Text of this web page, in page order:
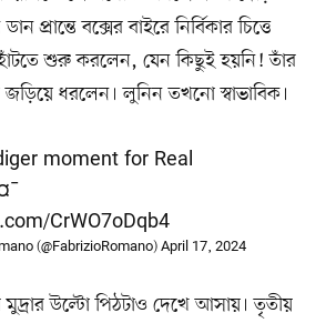
প্রান্তে বক্সের বাইরে নির্বিকার চিত্তে
হাঁটতে শুরু করলেন, যেন কিছুই হয়নি! তাঁর
জড়িয়ে ধরলেন। লুনিন তখনো স্বাভাবিক।
moment for Real
CrWO7oDqb4
(@FabrizioRomano)April 17, 2024
উল্টো পিঠটাও দেখে আসায়। তৃতীয়